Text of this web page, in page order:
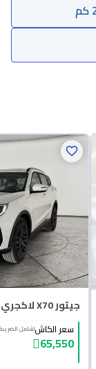
جيتور X70 لاكجري 2026
سعر الكاش(شامل
65,550